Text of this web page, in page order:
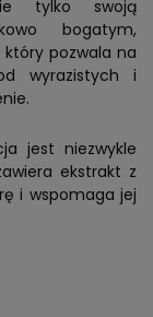
tylko swoją
bogatym,
pozwala na
wyrazistych i
jest niezwykle
ekstrakt z
i wspomaga jej